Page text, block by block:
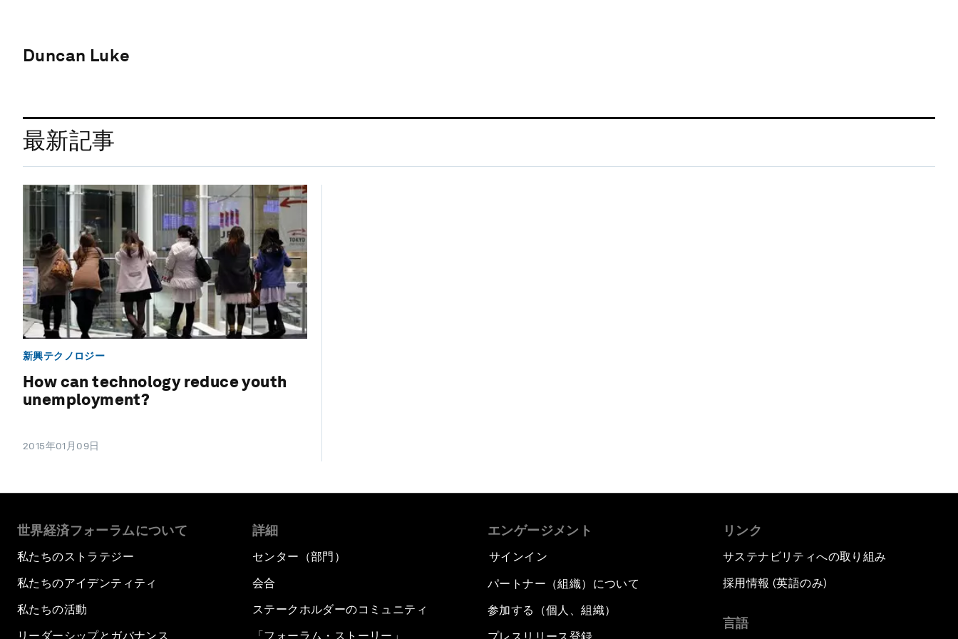
Duncan Luke
最新記事
新興テクノロジー
How can technology reduce youth
unemployment?
2015年01月09日
世界経済フォーラムについて
私たちのストラテジー
私たちのアイデンティティ
私たちの活動
リーダーシップとガバナンス
詳細
センター（部門）
会合
ステークホルダーのコミュニティ
「フォーラム・ストーリー」
エンゲージメント
サインイン
パートナー（組織）について
参加する（個人、組織）
リンク
サステナビリティへの取り組み
採用情報 (英語のみ)
言語